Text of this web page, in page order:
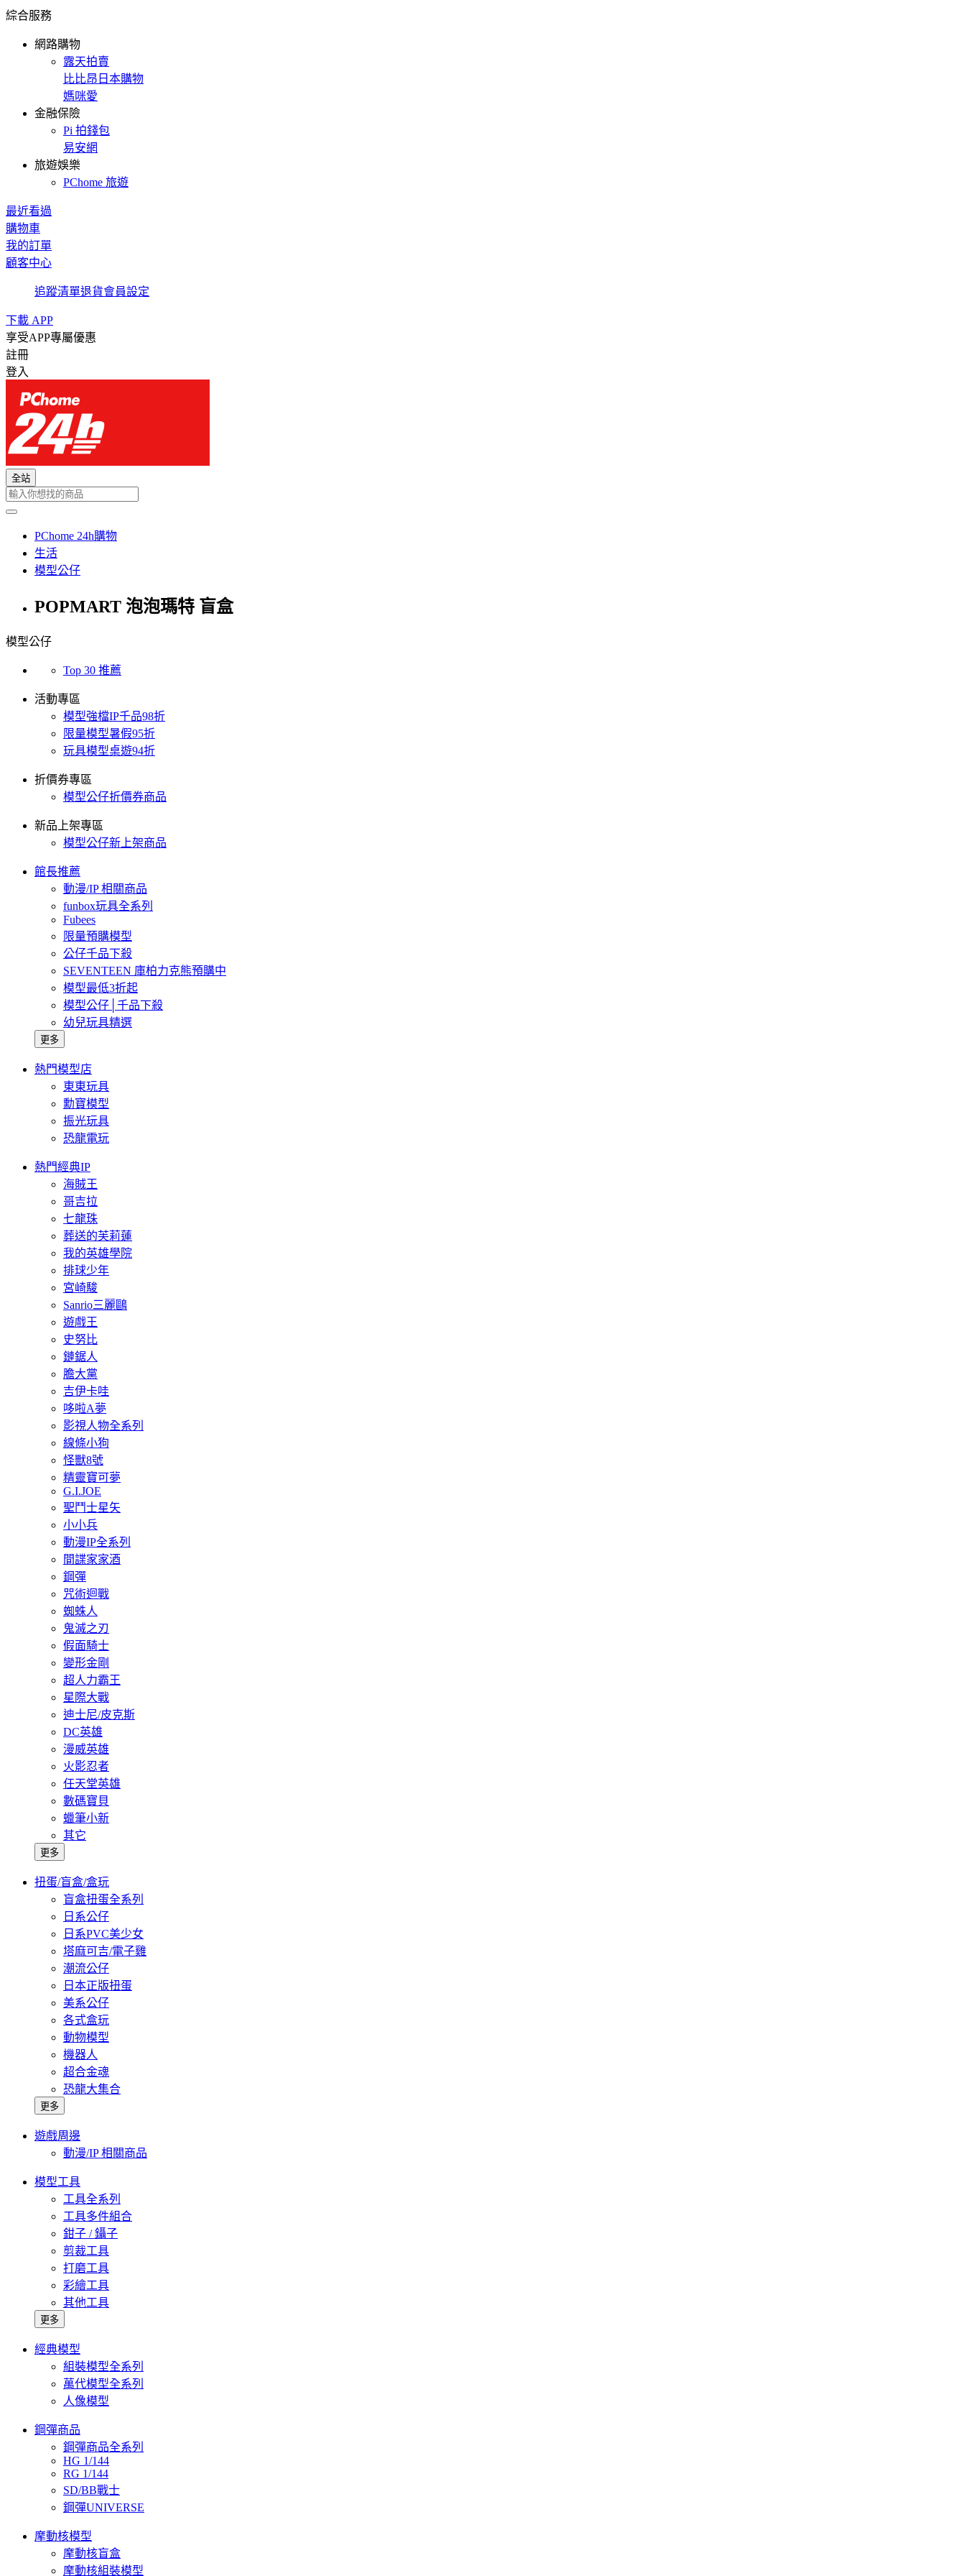
綜合服務
網路購物
露天拍賣
比比昂日本購物
媽咪愛
金融保險
Pi 拍錢包
易安網
旅遊娛樂
PChome 旅遊
最近看過
購物車
我的訂單
顧客中心
追蹤清單退貨會員設定
下載 APP
享受APP專屬優惠
註冊
登入
全站
PChome 24h購物
生活
模型公仔
POPMART 泡泡瑪特 盲盒
模型公仔
Top 30 推薦
活動專區
模型強檔IP千品98折
限量模型暑假95折
玩具模型桌遊94折
折價券專區
模型公仔折價券商品
新品上架專區
模型公仔新上架商品
館長推薦
動漫/IP 相關商品
funbox玩具全系列
Fubees
限量預購模型
公仔千品下殺
SEVENTEEN 庫柏力克熊預購中
模型最低3折起
模型公仔│千品下殺
幼兒玩具精選
更多
熱門模型店
東東玩具
勳寶模型
振光玩具
恐龍電玩
熱門經典IP
海賊王
哥吉拉
七龍珠
葬送的芙莉蓮
我的英雄學院
排球少年
宮崎駿
Sanrio三麗鷗
遊戲王
史努比
鏈鋸人
膽大黨
吉伊卡哇
哆啦A夢
影視人物全系列
線條小狗
怪獸8號
精靈寶可夢
G.I.JOE
聖鬥士星矢
小小兵
動漫IP全系列
間諜家家酒
鋼彈
咒術迴戰
蜘蛛人
鬼滅之刃
假面騎士
變形金剛
超人力霸王
星際大戰
迪士尼/皮克斯
DC英雄
漫威英雄
火影忍者
任天堂英雄
數碼寶貝
蠟筆小新
其它
更多
扭蛋/盲盒/盒玩
盲盒扭蛋全系列
日系公仔
日系PVC美少女
塔麻可吉/電子雞
潮流公仔
日本正版扭蛋
美系公仔
各式盒玩
動物模型
機器人
超合金魂
恐龍大集合
更多
遊戲周邊
動漫/IP 相關商品
模型工具
工具全系列
工具多件組合
鉗子 / 鑷子
剪裁工具
打磨工具
彩繪工具
其他工具
更多
經典模型
組裝模型全系列
萬代模型全系列
人像模型
鋼彈商品
鋼彈商品全系列
HG 1/144
RG 1/144
SD/BB戰士
鋼彈UNIVERSE
摩動核模型
摩動核盲盒
摩動核組裝模型